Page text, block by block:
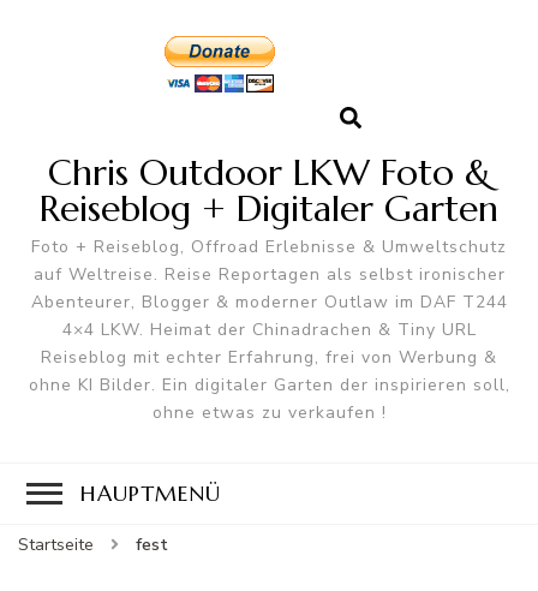
Chris Outdoor LKW Foto &
Reiseblog + Digitaler Garten
Foto + Reiseblog, Offroad Erlebnisse & Umweltschutz
auf Weltreise. Reise Reportagen als selbst ironischer
Abenteurer, Blogger & moderner Outlaw im DAF T244
4×4 LKW. Heimat der Chinadrachen & Tiny URL
Reiseblog mit echter Erfahrung, frei von Werbung &
ohne KI Bilder. Ein digitaler Garten der inspirieren soll,
ohne etwas zu verkaufen !
HAUPTMENÜ
Startseite fest